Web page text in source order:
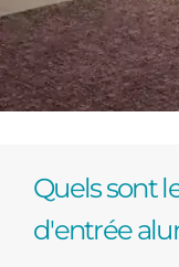
Quels sont
d'entrée